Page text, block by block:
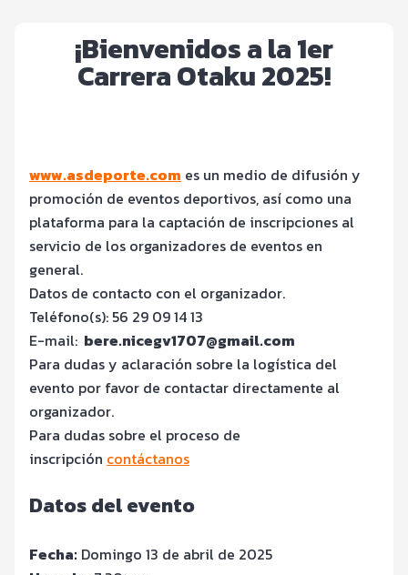
¡Bienvenidos a la 1er
Carrera Otaku 2025!
www.asdeporte.com es un medio de difusión y
promoción de eventos deportivos, así como una
plataforma para la captación de inscripciones al
servicio de los organizadores de eventos en
general.
Datos de contacto con el organizador.
Teléfono(s): 56 29 09 14 13
E-mail: bere.nicegv1707@gmail.com
Para dudas y aclaración sobre la logística del
evento por favor de contactar directamente al
organizador.
Para dudas sobre el proceso de
inscripción contáctanos
Datos del evento
Fecha: Domingo 13 de abril de 2025